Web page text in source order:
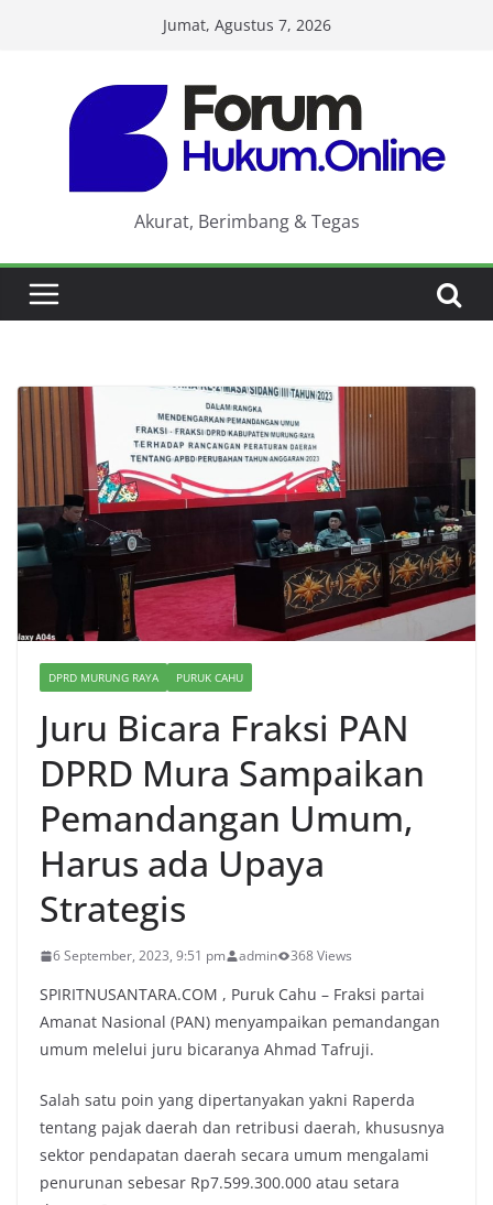
Jumat, Agustus 7, 2026
Akurat, Berimbang & Tegas
DPRD MURUNG RAYA PURUK CAHU
Juru Bicara Fraksi PAN
DPRD Mura Sampaikan
Pemandangan Umum,
Harus ada Upaya
Strategis
6 September, 2023, 9:51 pm admin 368 Views
SPIRITNUSANTARA.COM , Puruk Cahu – Fraksi partai
Amanat Nasional (PAN) menyampaikan pemandangan
umum melelui juru bicaranya Ahmad Tafruji.
Salah satu poin yang dipertanyakan yakni Raperda
tentang pajak daerah dan retribusi daerah, khususnya
sektor pendapatan daerah secara umum mengalami
penurunan sebesar Rp7.599.300.000 atau setara